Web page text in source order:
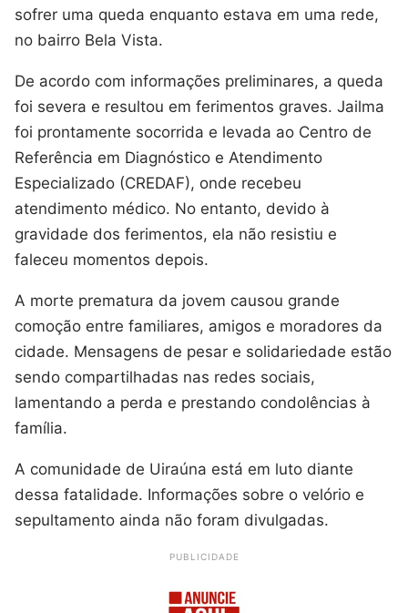
sofrer uma queda enquanto estava em uma rede,
no bairro Bela Vista.
De acordo com informações preliminares, a queda
foi severa e resultou em ferimentos graves. Jailma
foi prontamente socorrida e levada ao Centro de
Referência em Diagnóstico e Atendimento
Especializado (CREDAF), onde recebeu
atendimento médico. No entanto, devido à
gravidade dos ferimentos, ela não resistiu e
faleceu momentos depois.
A morte prematura da jovem causou grande
comoção entre familiares, amigos e moradores da
cidade. Mensagens de pesar e solidariedade estão
sendo compartilhadas nas redes sociais,
lamentando a perda e prestando condolências à
família.
A comunidade de Uiraúna está em luto diante
dessa fatalidade. Informações sobre o velório e
sepultamento ainda não foram divulgadas.
PUBLICIDADE